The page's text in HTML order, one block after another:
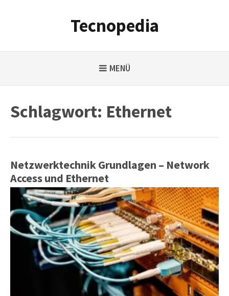
Tecnopedia
MENÜ
Schlagwort: Ethernet
Netzwerktechnik Grundlagen – Network
Access und Ethernet